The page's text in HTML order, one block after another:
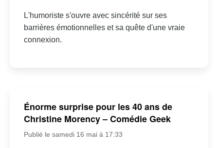
L'humoriste s'ouvre avec sincérité sur ses
barrières émotionnelles et sa quête d'une vraie
connexion.
Énorme surprise pour les 40 ans de
Christine Morency – Comédie Geek
Publié le samedi 16 mai à 17:33